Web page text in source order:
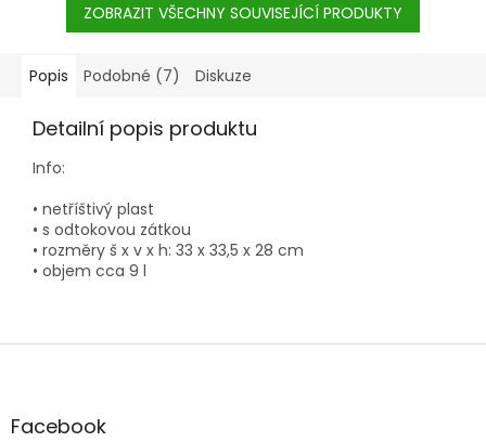
ZOBRAZIT VŠECHNY SOUVISEJÍCÍ PRODUKTY
Popis Podobné (7) Diskuze
Detailní popis produktu
Info:
• netříštivý plast
• s odtokovou zátkou
• rozměry š x v x h: 33 x 33,5 x 28 cm
• objem cca 9 l
Z
aFacebook